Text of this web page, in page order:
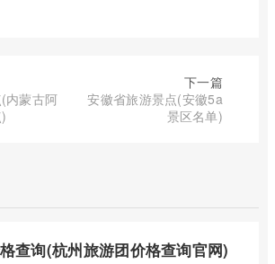
内蒙古阿
下一篇
安徽省旅游景点(安徽5a
景区名单)
查询(杭州旅游团价格查询官网)